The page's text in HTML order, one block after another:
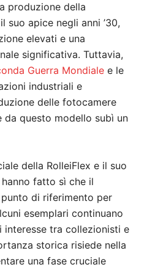
produzione della
suo apice negli anni ’30,
elevati e una
significativa. Tuttavia,
Guerra Mondiale e le
industriali e
delle fotocamere
da questo modello subì un
della RolleiFlex e il suo
fatto sì che il
di riferimento per
esemplari continuano
interesse tra collezionisti e
storica risiede nella
una fase cruciale